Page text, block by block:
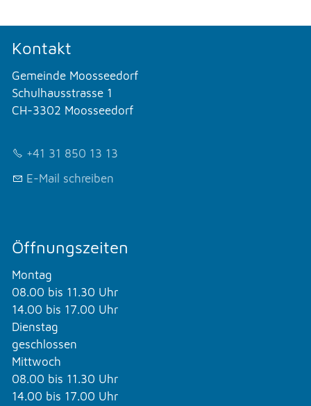
Kontakt
Gemeinde Moosseedorf
Schulhausstrasse 1
CH-3302 Moosseedorf
+41 31 850 13 13
E-Mail schreiben
Öffnungszeiten
Montag
08.00 bis 11.30 Uhr
14.00 bis 17.00 Uhr
Dienstag
geschlossen
Mittwoch
08.00 bis 11.30 Uhr
14.00 bis 17.00 Uhr